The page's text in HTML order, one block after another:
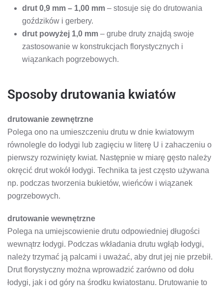
drut 0,9 mm – 1,00 mm – stosuje się do drutowania
goździków i gerbery.
drut powyżej 1,0 mm – grube druty znajdą swoje
zastosowanie w konstrukcjach florystycznych i
wiązankach pogrzebowych.
Sposoby drutowania kwiatów
drutowanie zewnętrzne
Polega ono na umieszczeniu drutu w dnie kwiatowym
równolegle do łodygi lub zagięciu w literę U i zahaczeniu o
pierwszy rozwinięty kwiat. Następnie w miarę gęsto należy
okręcić drut wokół łodygi. Technika ta jest często używana
np. podczas tworzenia bukietów, wieńców i wiązanek
pogrzebowych.
drutowanie wewnętrzne
Polega na umiejscowienie drutu odpowiedniej długości
wewnątrz łodygi. Podczas wkładania drutu wgłąb łodygi,
należy trzymać ją palcami i uważać, aby drut jej nie przebił.
Drut florystyczny można wprowadzić zarówno od dołu
łodygi, jak i od góry na środku kwiatostanu. Drutowanie to